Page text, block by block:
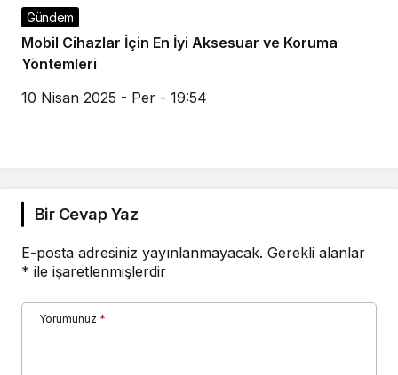
Gündem
Mobil Cihazlar İçin En İyi Aksesuar ve Koruma
Yöntemleri
10 Nisan 2025 - Per - 19:54
Bir Cevap Yaz
E-posta adresiniz yayınlanmayacak. Gerekli alanlar
* ile işaretlenmişlerdir
Yorumunuz *